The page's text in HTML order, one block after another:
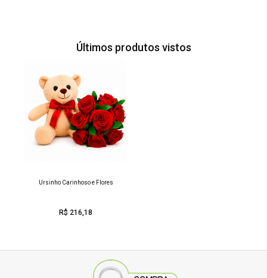
01 Pelúcia macia
DURAÇÃO
As Flores de corte duram em media 5 dias.
30cm
altura
Últimos produtos vistos
Ursinho Carinhoso e Flores
R$ 216,18